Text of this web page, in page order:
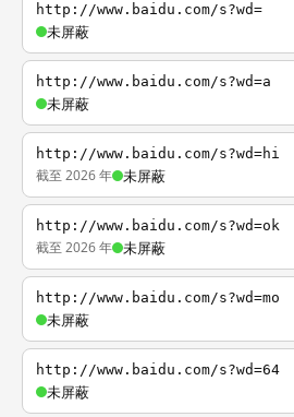
http://www.baidu.com/s?wd=
未屏蔽
http://www.baidu.com/s?wd=a
未屏蔽
http://www.baidu.com/s?wd=hi
截至 2026 年 未屏蔽
http://www.baidu.com/s?wd=ok
截至 2026 年 未屏蔽
http://www.baidu.com/s?wd=mo
未屏蔽
http://www.baidu.com/s?wd=64
未屏蔽